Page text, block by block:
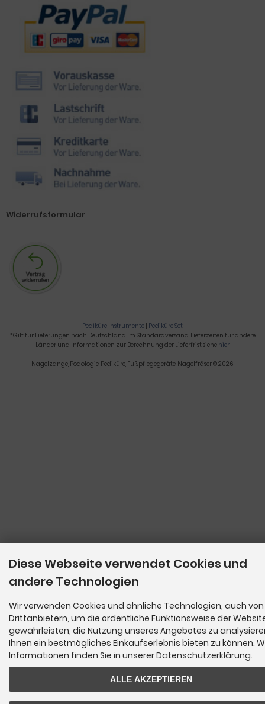
Zahlungsmethoden
Widerrufsformular
Pediküre Instrumente | Pediküre Set
*Gilt für Lieferungen nach Deutschland im Standardversand. Lieferzeiten für andere
Länder und Informationen zur Berechnung der Lieferfrist siehe hier.
Nagelzange, Podologie, Pediküre, Fußpflegegeräte, Nagelfräser © 2026
Diese Webseite verwendet Cookies und
andere Technologien
Wir verwenden Cookies und ähnliche Technologien, auch von
Drittanbietern, um die ordentliche Funktionsweise der
gewährleisten, die Nutzung unseres Angebotes zu
Ihnen ein bestmögliches Einkaufserlebnis bieten zu können.
Informationen finden Sie in unserer Datenschutzerklärung.
ALLE AKZEPTIEREN